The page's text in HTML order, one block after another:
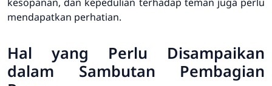
mendapatkan perhatian.
Hal yang Perlu Disampaikan
dalam Sambutan Pembagian